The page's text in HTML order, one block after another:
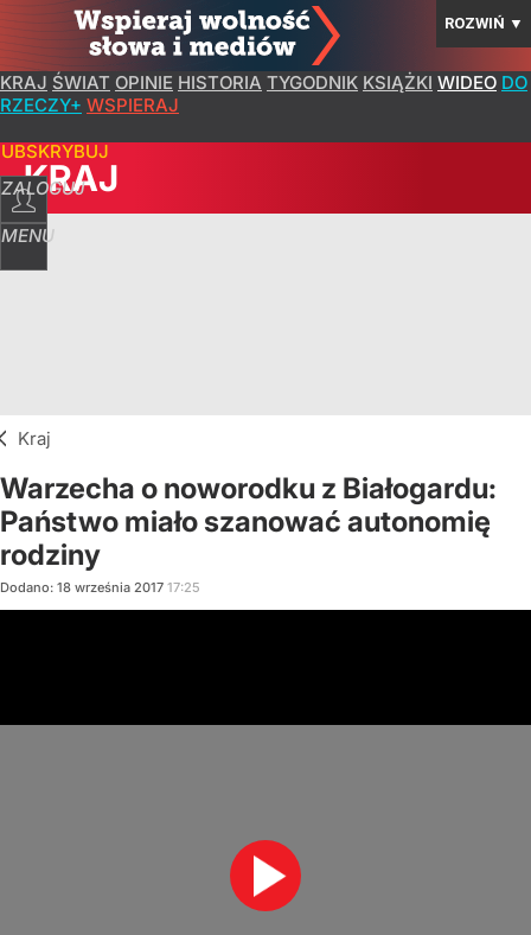
ROZWIŃ ▼
KRAJ ŚWIAT OPINIE HISTORIA TYGODNIK KSIĄŻKI WIDEO DO
RZECZY+ WSPIERAJ
ZALOGUJ
MENU
KRAJ
Kraj
Warzecha o noworodku z Białogardu:
Państwo miało szanować autonomię
rodziny
Dodano: 18 września 2017 17:25